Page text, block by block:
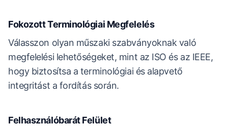
Fokozott Terminológiai Megfelelés
Válasszon olyan műszaki szabványoknak való
megfelelési lehetőségeket, mint az ISO és az IEEE,
hogy biztosítsa a terminológiai és alapvető
integritást a fordítás során.
Felhasználóbarát Felület